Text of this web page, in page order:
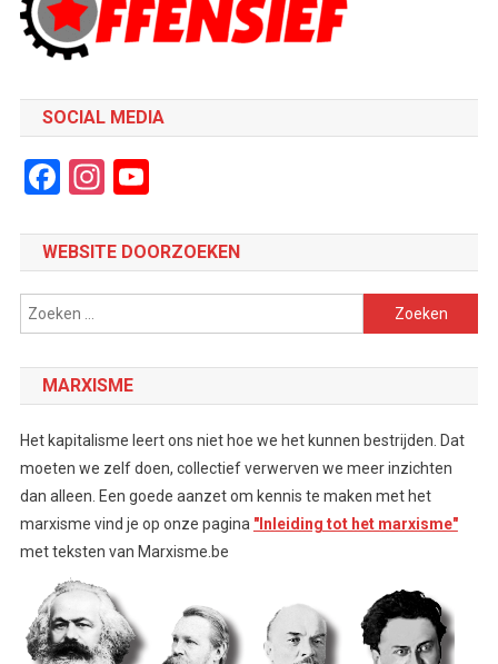
SOCIAL MEDIA
Facebook
Instagram
YouTube
WEBSITE DOORZOEKEN
Zoeken
naar:
MARXISME
Het kapitalisme leert ons niet hoe we het kunnen bestrijden. Dat
moeten we zelf doen, collectief verwerven we meer inzichten
dan alleen. Een goede aanzet om kennis te maken met het
marxisme vind je op onze pagina "Inleiding tot het marxisme"
met teksten van Marxisme.be